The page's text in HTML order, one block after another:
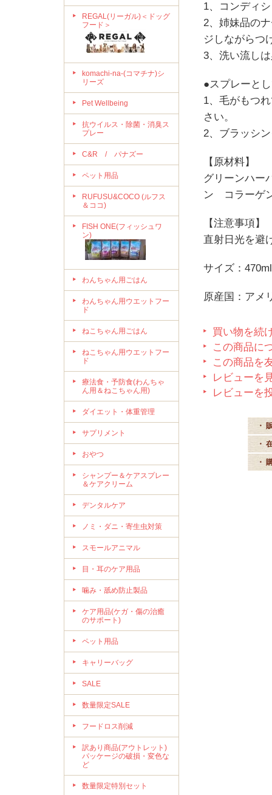
REGAL(リーガル)＜ドッグ
フード＞
komachi-na-(コマチナ)シ
リーズ
Pet Wellbeing
抗ウイルス・除菌・消臭ス
プレー
C&R / パナズー
ペット用品
RUFUSU&COCO (ルフス
＆ココ)
FISH ONE(フィッシュワ
ン)
わんちゃん用ごはん
わんちゃん用ウエットフー
ド
ねこちゃん用ごはん
ねこちゃん用ウエットフー
ド
療法食・予防食(わんちゃ
ん用＆ねこちゃん用)
ダイエット・体重管理
サプリメント
おやつ
シャンプー＆ケアスプレー
＆ケアクリーム
デンタルケア
ノミ・ダニ・寄生虫対策
スモールアニマル
目・耳のケア用品
噛み・舐め防止製品
ケア用品(ケガ・傷の治癒
のサポート)
ペット用品
キャリーバッグ
SALE
数量限定SALE
フードロス削減
訳あり商品(アウトレット)
パッケージの破損・変色な
ど
数量限定特別セット
1、コンディ
2、姉妹品の
ジしながらつ
3、洗い流し
●スプレーと
1、毛がもつ
さい。
2、ブラッシ
【原材料】
グリーンハ
ン コラーゲ
【注意事項】
直射日光を避
サイズ：
原産国：アメ
買い物を続
この商品に
この商品を
レビューを
レビューを
・
・
・